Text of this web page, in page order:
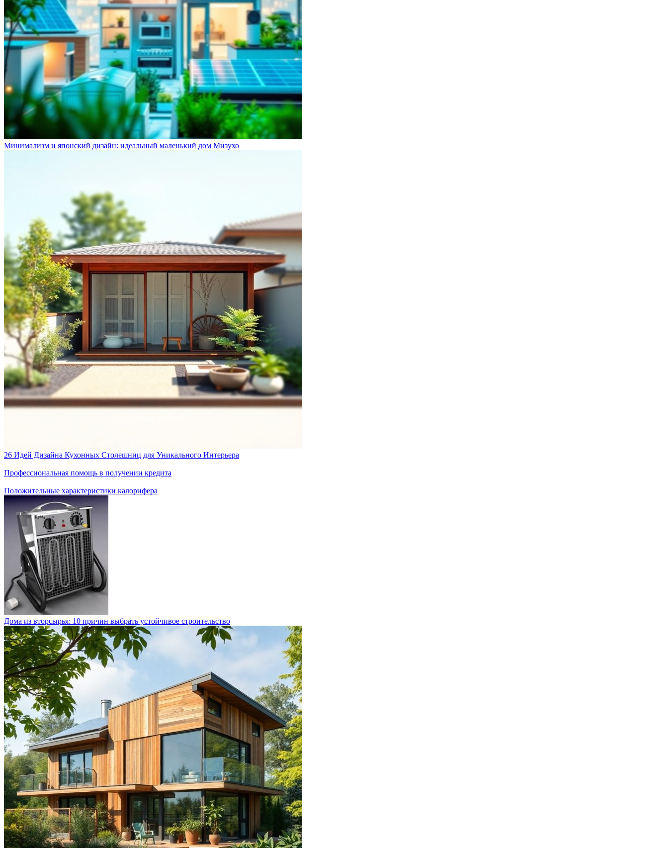
Минимализм и японский дизайн: идеальный маленький дом Мизухо
26 Идей Дизайна Кухонных Столешниц для Уникального Интерьера
Профессиональная помощь в получении кредита
Положительные характеристики калорифера
Дома из вторсырья: 10 причин выбрать устойчивое строительство